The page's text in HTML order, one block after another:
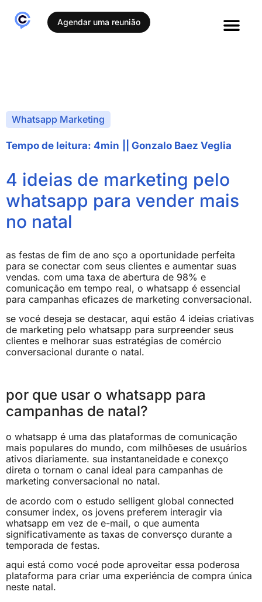
Agendar uma reunião
Whatsapp Marketing
Tempo de leitura: 4min Gonzalo Baez Veglia
4 ideias de marketing pelo
whatsapp para vender mais
no natal
as festas de fim de ano sço a oportunidade perfeita
para se conectar com seus clientes e aumentar suas
vendas. com uma taxa de abertura de 98% e
comunicação em tempo real, o whatsapp é essencial
para campanhas eficazes de marketing conversacional.
se vocé deseja se destacar, aqui estão 4 ideias criativas
de marketing pelo whatsapp para surpreender seus
clientes e melhorar suas estratégias de comércio
conversacional durante o natal.
por que usar o whatsapp para
campanhas de natal?
o whatsapp é uma das plataformas de comunicação
mais populares do mundo, com milhõeses de usuários
ativos diariamente. sua instantaneidade e conexço
direta o tornam o canal ideal para campanhas de
marketing conversacional no natal.
de acordo com o estudo selligent global connected
consumer index, os jovens preferem interagir via
whatsapp em vez de e-mail, o que aumenta
significativamente as taxas de conversço durante a
temporada de festas.
aqui está como vocé pode aproveitar essa poderosa
plataforma para criar uma experiéncia de compra única
neste natal.